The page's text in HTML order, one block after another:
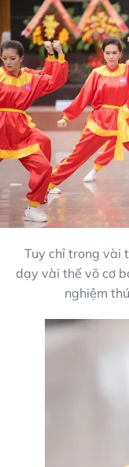
Tuy chỉ trong vài
dạy vài thế võ cơ
nghiệm